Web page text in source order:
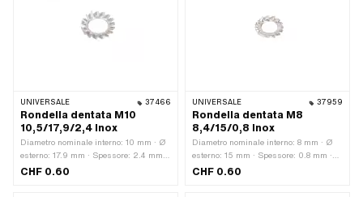
UNIVERSALE 37466
Rondella dentata M10
10,5/17,9/2,4 Inox
Diametro nominale interno: 10 mm · Ø
esterno: 17.9 mm · Spessore: 2.4 mm ·
Materiale: Acciaio al cromo
CHF 0.60
UNIVERSALE 37959
Rondella dentata M8
8,4/15/0,8 Inox
Diametro nominale interno: 8 mm · Ø
esterno: 15 mm · Spessore: 0.8 mm ·
Numero di componenti: 1 Stk ·
CHF 0.60